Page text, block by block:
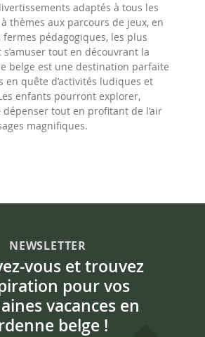
adaptés à tous les
thèmes aux parcours de jeux, en
pédagogiques, les plus
tout en découvrant la
belge est une destination parfaite
en quête d’activités ludiques et
enfants pourront explorer,
tout en profitant de l’air
magnifiques.
NEWSLETTER
vous et trouvez
pour vos
vacances en
belge !